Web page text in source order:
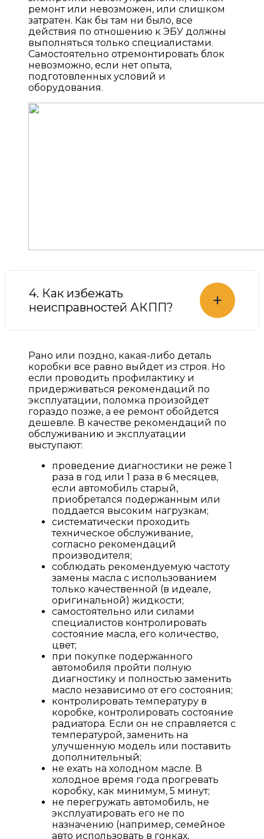
ремонт или невозможен, или слишком
затратен. Как бы там ни было, все
действия по отношению к ЭБУ должны
выполняться только специалистами.
Самостоятельно отремонтировать блок
невозможно, если нет опыта,
подготовленных условий и
оборудования.
4. Как избежать
неисправностей АКПП?
+
Рано или поздно, какая-либо деталь
коробки все равно выйдет из строя. Но
если проводить профилактику и
придерживаться рекомендаций по
эксплуатации, поломка произойдет
гораздо позже, а ее ремонт обойдется
дешевле. В качестве рекомендаций по
обслуживанию и эксплуатации
выступают:
проведение диагностики не реже 1
раза в год или 1 раза в 6 месяцев,
если автомобиль старый,
приобретался подержанным или
поддается высоким нагрузкам;
систематически проходить
техническое обслуживание,
согласно рекомендаций
производителя;
соблюдать рекомендуемую частоту
замены масла с использованием
только качественной (в идеале,
оригинальной) жидкости;
самостоятельно или силами
специалистов контролировать
состояние масла, его количество,
цвет;
при покупке подержанного
автомобиля пройти полную
диагностику и полностью заменить
масло независимо от его состояния;
контролировать температуру в
коробке, контролировать состояние
радиатора. Если он не справляется с
температурой, заменить на
улучшенную модель или поставить
дополнительный;
не ехать на холодном масле. В
холодное время года прогревать
коробку, как минимум, 5 минут;
не перегружать автомобиль, не
эксплуатировать его не по
назначению (например, семейное
авто использовать в гонках,